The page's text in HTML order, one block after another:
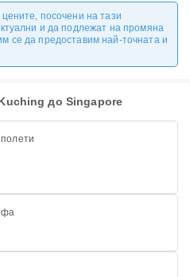
посочени на тази
и да подлежат на промяна
се да предоставим най-точната и
до Singapore